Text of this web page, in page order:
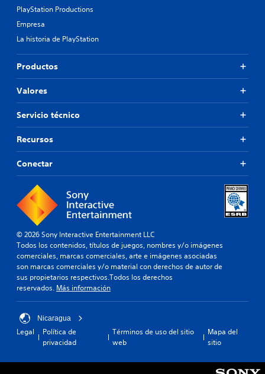
PlayStation Productions
Empresa
La historia de PlayStation
Productos
Valores
Servicio técnico
Recursos
Conectar
© 2026 Sony Interactive Entertainment LLC
Todos los contenidos, títulos de juegos, nombres y/o imágenes
comerciales, marcas comerciales, arte e imágenes asociadas
son marcas comerciales y/o material con derechos de autor de
sus propietarios respectivos.Todos los derechos
reservados. Más información
Nicaragua
Legal
Política de
privacidad
Términos de uso del sitio
web
Mapa del
sitio